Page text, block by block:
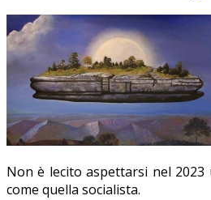
Non è lecito aspettarsi nel
come quella socialista.